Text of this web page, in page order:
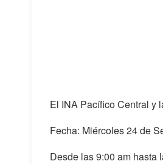
El INA Pacífico Central y
Fecha: Miércoles 24 de
Desde las 9:00 am hasta